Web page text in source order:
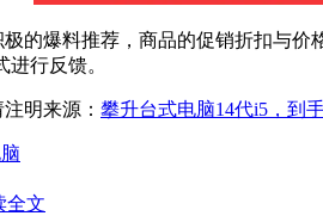
的爆料推荐，商品的促销折扣与
行反馈。
明来源： 攀升台式电脑14代i5，到
全文